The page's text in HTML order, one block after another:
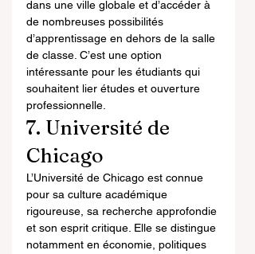
dans une ville globale et d’accéder à
de nombreuses possibilités
d’apprentissage en dehors de la salle
de classe. C’est une option
intéressante pour les étudiants qui
souhaitent lier études et ouverture
professionnelle.
7. Université de
Chicago
L’Université de Chicago est connue
pour sa culture académique
rigoureuse, sa recherche approfondie
et son esprit critique. Elle se distingue
notamment en économie, politiques